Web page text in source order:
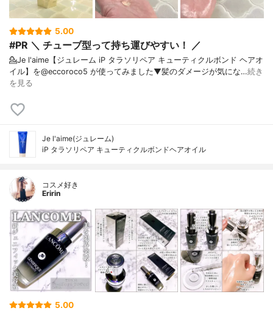
5.00
#PR ＼ チューブ型って持ち運びやすい！ ／
💁Je l'aime【ジュレーム iP タラソリペア キューティクルボンド ヘアオ
イル】を@eccoroco5 が使ってみました⁡⁡⁡⁡▼⁡髪のダメージが気にな…続き
を見る
Je l'aime(ジュレーム)
iP タラソリペア キューティクルボンドヘアオイル
コスメ好き
Eririn
5.00